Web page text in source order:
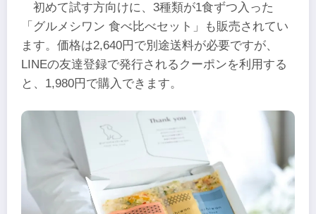
初めて試す方向けに、3種類が1食ずつ入った
「グルメシワン 食べ比べセット」も販売されてい
ます。価格は2,640円で別途送料が必要ですが、
LINEの友達登録で発行されるクーポンを利用する
と、1,980円で購入できます。